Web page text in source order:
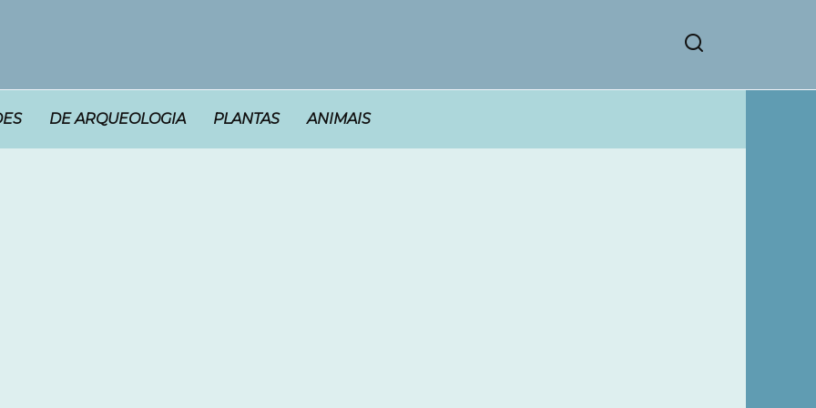
DE ARQUEOLOGIA PLANTAS ANIMAIS